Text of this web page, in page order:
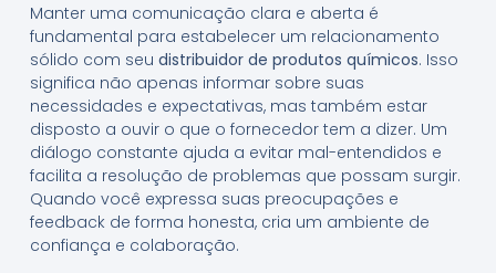
Manter uma comunicação clara e aberta é
fundamental para estabelecer um relacionamento
sólido com seu distribuidor de produtos químicos. Isso
significa não apenas informar sobre suas
necessidades e expectativas, mas também estar
disposto a ouvir o que o fornecedor tem a dizer. Um
diálogo constante ajuda a evitar mal-entendidos e
facilita a resolução de problemas que possam surgir.
Quando você expressa suas preocupações e
feedback de forma honesta, cria um ambiente de
confiança e colaboração.